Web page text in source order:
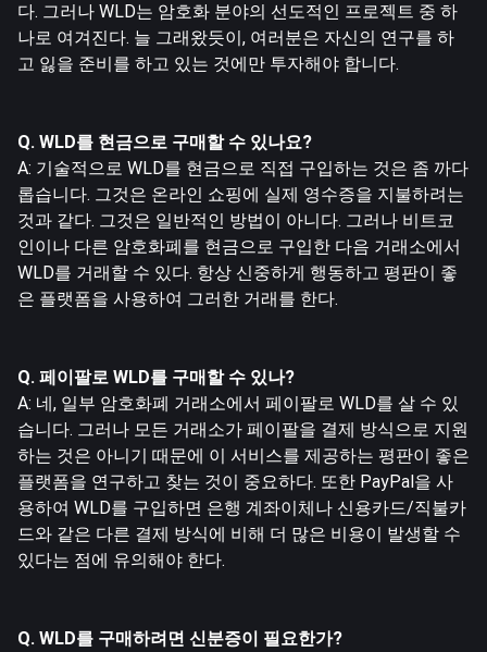
다. 그러나 WLD는 암호화 분야의 선도적인 프로젝트 중 하
나로 여겨진다. 늘 그래왔듯이, 여러분은 자신의 연구를 하
고 잃을 준비를 하고 있는 것에만 투자해야 합니다.
Q. WLD를 현금으로 구매할 수 있나요?
A: 기술적으로 WLD를 현금으로 직접 구입하는 것은 좀 까다
롭습니다. 그것은 온라인 쇼핑에 실제 영수증을 지불하려는
것과 같다. 그것은 일반적인 방법이 아니다. 그러나 비트코
인이나 다른 암호화폐를 현금으로 구입한 다음 거래소에서
WLD를 거래할 수 있다. 항상 신중하게 행동하고 평판이 좋
은 플랫폼을 사용하여 그러한 거래를 한다.
Q. 페이팔로 WLD를 구매할 수 있나?
A: 네, 일부 암호화폐 거래소에서 페이팔로 WLD를 살 수 있
습니다. 그러나 모든 거래소가 페이팔을 결제 방식으로 지원
하는 것은 아니기 때문에 이 서비스를 제공하는 평판이 좋은
플랫폼을 연구하고 찾는 것이 중요하다. 또한 PayPal을 사
용하여 WLD를 구입하면 은행 계좌이체나 신용카드/직불카
드와 같은 다른 결제 방식에 비해 더 많은 비용이 발생할 수
있다는 점에 유의해야 한다.
Q. WLD를 구매하려면 신분증이 필요한가?